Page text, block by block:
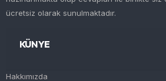
ücretsiz olarak sunulmaktadır.
KÜNYE
Hakkımızda